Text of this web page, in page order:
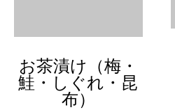
お茶漬け（梅・
鮭・しぐれ・昆
布）